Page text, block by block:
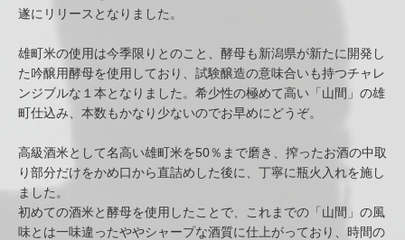
遂にリリースとなりました。
雄町米の使用は今季限りとのこと、酵母も新潟県が新たに開発し
た吟醸用酵母を使用しており、試験醸造の意味合いも持つチャレ
ンジブルな１本となりました。希少性の極めて高い「山間」の雄
町仕込み、本数もかなり少ないのでお早めにどうぞ。
高級酒米として名高い雄町米を50％まで磨き、搾ったお酒の中取
り部分だけをかめ口から直詰めした後に、丁寧に瓶火入れを施し
ました。
初めての酒米と酵母を使用したことで、これまでの「山間」の風
味とは一味違ったややシャープな酒質に仕上がっており、時間の